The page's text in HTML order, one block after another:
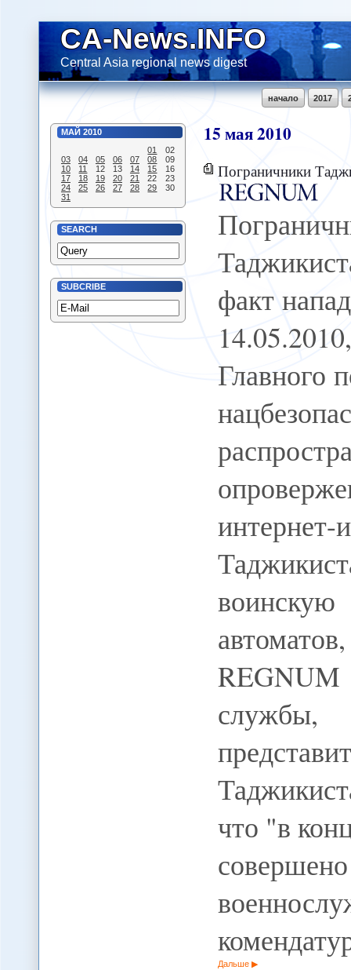
CA-News.INFO
Central Asia regional news digest
2017
начало
МАЙ 2010
01
02
03
04 05 06 07 08
09
10
11 12 13 14 15
16
17
18 19 20 21 22
23
24
25 26 27 28 29
30
31
SEARCH
SUBCRIBE
15мая2010
Пограничники Таджикистана
факт
Главного
что "в
Дальше